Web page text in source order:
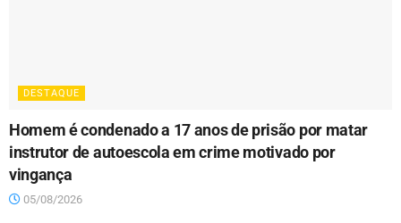
DESTAQUE
Homem é condenado a 17 anos de prisão por matar
instrutor de autoescola em crime motivado por
vingança
05/08/2026